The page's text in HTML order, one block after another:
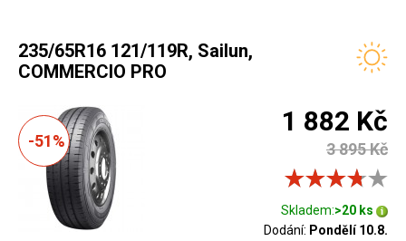
235/65R16 121/119R, Sailun,
COMMERCIO PRO
-51%
1 882 Kč
3 895 Kč
Skladem:>20 ks
Dodání: Pondělí 10.8.